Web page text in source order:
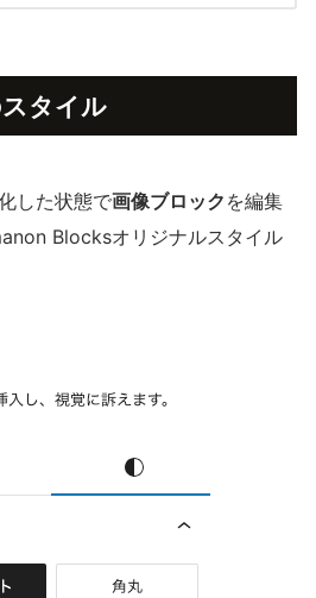
タイル
した状態で画像ブロック を編集
Blocksオリジナルスタイル